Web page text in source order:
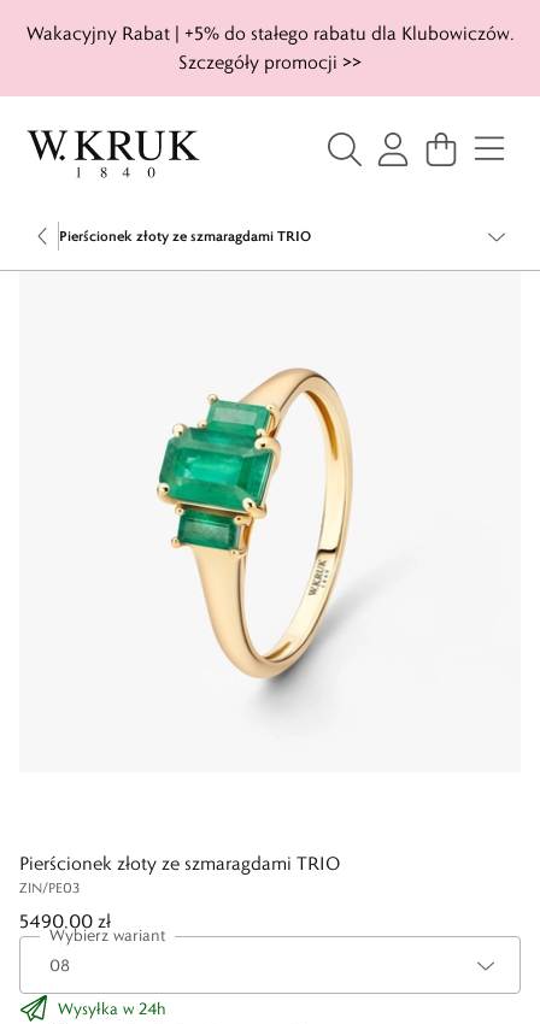
Wakacyjny Rabat | +5% do stałego rabatu dla Klubowiczów.
Szczegóły promocji >>
Pierścionek złoty ze szmaragdami TRIO
Pierścionek złoty ze szmaragdami TRIO
ZIN/PE03
5490,00 zł
Wybierz wariant
Wysyłka w 24h